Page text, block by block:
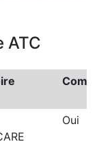
ATC
Oui